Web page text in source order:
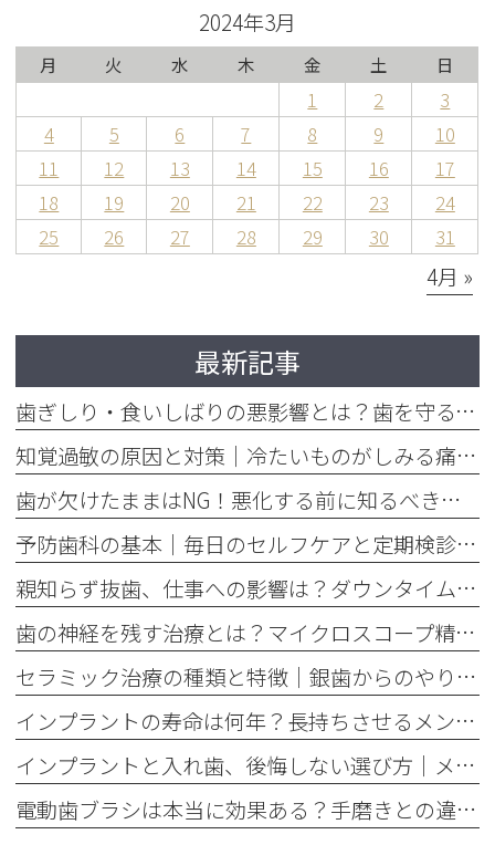
2024年3月
月 火 水 木 金 土 日
1 2
3
4
5 6 7 8 9
10
11
12 13 14 15 16
17
18
19 20 21 22 23
24
25
26 27 28 29 30 31
4月 »
最新記事
歯ぎしり・食いしばりの悪影響とは？歯を守るマウスピースの役割
知覚過敏の原因と対策｜冷たいものがしみる痛みを今すぐ和らげる方法
歯が欠けたままはNG！悪化する前に知るべき応急処置と歯医者での治療
予防歯科の基本｜毎日のセルフケアと定期検診で将来の歯を守る方法
親知らず抜歯、仕事への影響は？ダウンタイムと抜く基準を解説
歯の神経を残す治療とは？マイクロスコープ精密根管治療のメリット
セラミック治療の種類と特徴｜銀歯からのやり替えで後悔しない選び方
インプラントの寿命は何年？長持ちさせるメンテナンスの重要性を解説
インプラントと入れ歯、後悔しない選び方｜メリット・デメリット徹底比較
電動歯ブラシは本当に効果ある？手磨きとの違いを歯垢除去率で比較